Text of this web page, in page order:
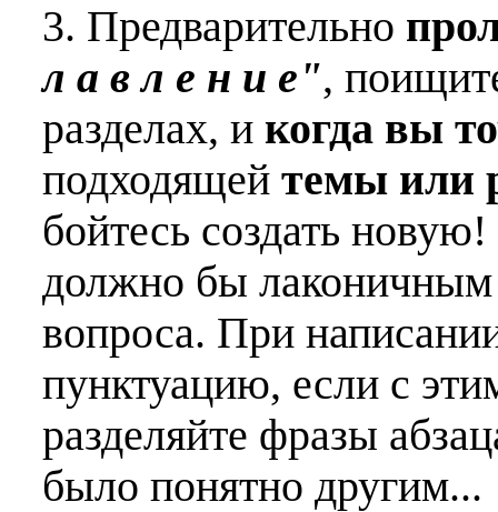
3. Предварительно
л а в л е н и е",
разделах, и когда вы
подходящей темы или
бойтесь создать
должно бы лаконичным
вопроса. При
пунктуацию, если с
разделяйте фразы
было понятно другим...